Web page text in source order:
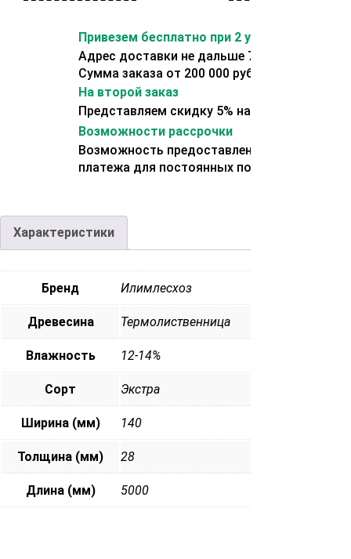
Привезем бесплатно при 2 условиях:
Адрес доставки не дальше 70 км от склада.
Сумма заказа от 200 000 рублей.
На второй заказ
Представляем скидку 5% на второй заказ
Возможности рассрочки
Возможность предоставления отсрочки
платежа для постоянных покупателей.
Характеристики
Бренд Илимлесхоз
Древесина Термолиственница
Влажность 12-14%
Сорт Экстра
Ширина (мм) 140
Толщина (мм) 28
Длина (мм) 5000